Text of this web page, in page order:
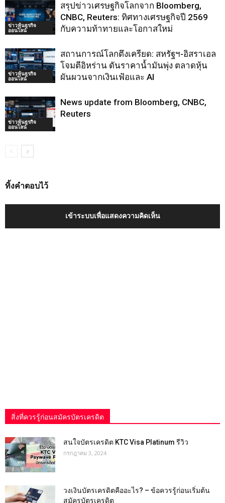
ข่าวหุ้นธุรกิจ
ออนไลน์
สรุปข่าวเศรษฐกิจโลกจาก Bloomberg,
CNBC, Reuters: ทิศทางเศรษฐกิจปี 2569
กับความท้าทายและโอกาสใหม่
ข่าวหุ้นธุรกิจ
ออนไลน์
สถานการณ์โลกตึงเครียด: สหรัฐฯ-อิสราเอล
โจมตีอิหร่าน ดันราคาน้ำมันพุ่ง ตลาดหุ้น
ผันผวนจากเงินเฟ้อและ AI
ข่าวหุ้นธุรกิจ
ออนไลน์
News update from Bloomberg, CNBC,
Reuters
ทิ้งคำตอบไว้
เข้าระบบเพื่อแสดงความคิดเห็น
สิ่งที่ควรรู้ก่อนสมัครบัตรเครดิต
สนใจบัตรเครดิต KTC Visa Platinum รีวิว
กรกฎาคม 3, 2024
วงเงินบัตรเครดิตคืออะไร? – ข้อควรรู้ก่อนเริ่มต้น
สมัครบัตรเครดิต